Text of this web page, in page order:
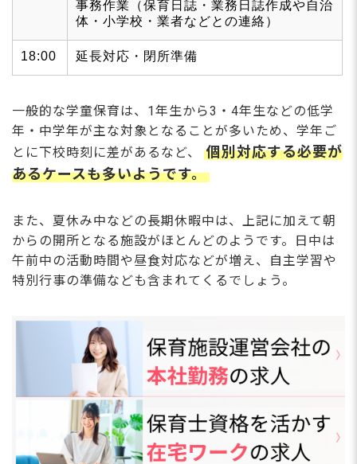
事務作業（保育日誌・業務日誌作成や自治
体・小学校・業者などとの連絡）
18:00 延長対応・閉所準備
一般的な学童保育は、1年生から3・4年生などの低学
年・中学年が主な対象となることが多いため、学年ご
とに下校時刻に差があるなど、
個別対応する必要が
あるケースも多いようです。
また、夏休み中などの長期休暇中は、上記に加えて朝
からの開所となる施設がほとんどのようです。日中は
午前中の活動時間や昼食対応などが増え、自主学習や
特別行事の準備なども含まれてくるでしょう。